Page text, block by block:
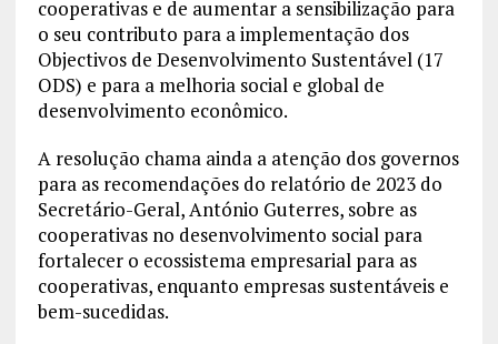
cooperativas e de aumentar a sensibilização para
o seu contributo para a implementação dos
Objectivos de Desenvolvimento Sustentável (17
ODS) e para a melhoria social e global de
desenvolvimento econômico.
A resolução chama ainda a atenção dos governos
para as recomendações do relatório de 2023 do
Secretário-Geral, António Guterres, sobre as
cooperativas no desenvolvimento social para
fortalecer o ecossistema empresarial para as
cooperativas, enquanto empresas sustentáveis e
bem-sucedidas.